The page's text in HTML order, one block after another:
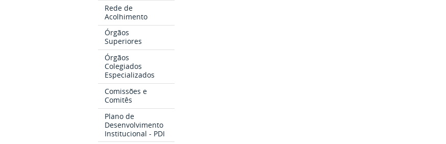
Rede de
Acolhimento
Órgãos
Superiores
Órgãos
Colegiados
Especializados
Comissões e
Comitês
Plano de
Desenvolvimento
Institucional - PDI